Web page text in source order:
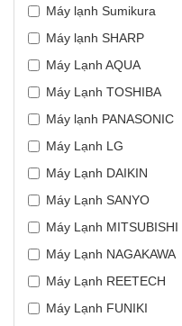
Máy lạnh Sumikura
Máy lạnh SHARP
Máy Lạnh AQUA
Máy Lạnh TOSHIBA
Máy lạnh PANASONIC
Máy Lạnh LG
Máy Lạnh DAIKIN
Máy Lạnh SANYO
Máy Lạnh MITSUBISHI
Máy Lạnh NAGAKAWA
Máy Lạnh REETECH
Máy Lạnh FUNIKI